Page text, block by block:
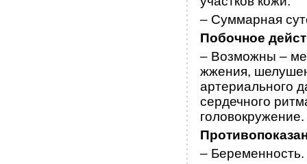
– Суммарная
Побочное
– Возможны –
жжения,
артериального
сердечного
головокружение.
– Беременность.